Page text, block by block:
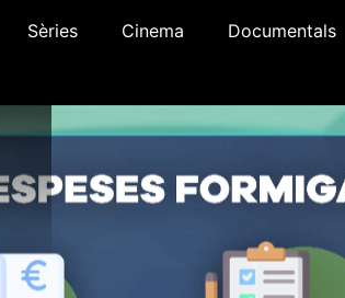
Sèries Cinema Documentals